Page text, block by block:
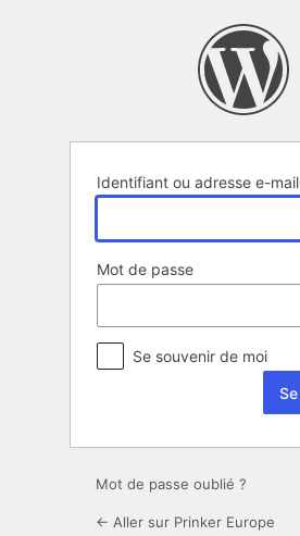
Identifiant ou adresse e-mail
Mot de passe
Se souvenir de moi
Mot de passe oublié ?
← Aller sur Prinker Europe